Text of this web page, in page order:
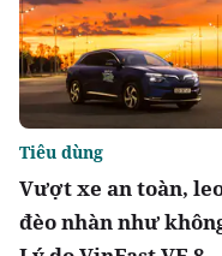
Vượt xe an toàn,
đèo nhàn như
Tiêu dùng